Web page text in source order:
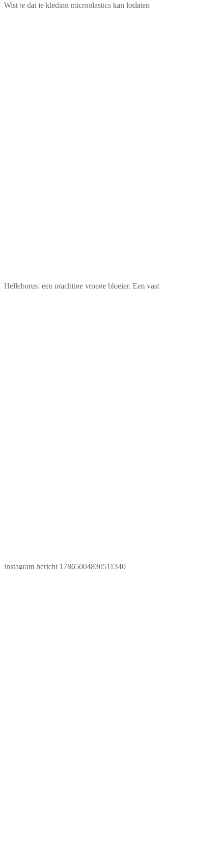
Wist je dat je kleding microplastics kan loslaten
Helleborus: een prachtige vroege bloeier. Een vast
Instagram bericht 17865004830511340